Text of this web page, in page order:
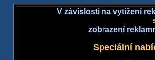
V závislosti na vytížení
zobrazení
Speciální